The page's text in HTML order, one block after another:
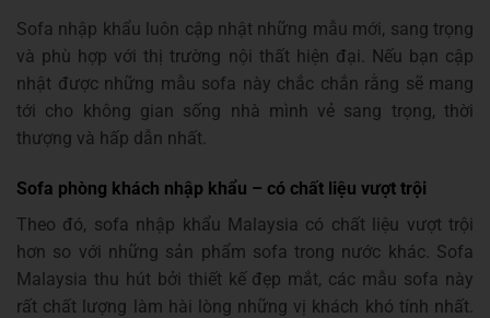
Sofa nhập khẩu luôn cập nhật những mẫu mới, sang trọng
và phù hợp với thị trường nội thất hiện đại. Nếu bạn cập
nhật được những mẫu sofa này chắc chắn rằng sẽ mang
tới cho không gian sống nhà mình vẻ sang trọng, thời
thượng và hấp dẫn nhất.
Sofa phòng khách nhập khẩu – có chất liệu vượt trội
Theo đó, sofa nhập khẩu Malaysia có chất liệu vượt trội
hơn so với những sản phẩm sofa trong nước khác. Sofa
Malaysia thu hút bởi thiết kế đẹp mắt, các mẫu sofa này
rất chất lượng làm hài lòng những vị khách khó tính nhất.